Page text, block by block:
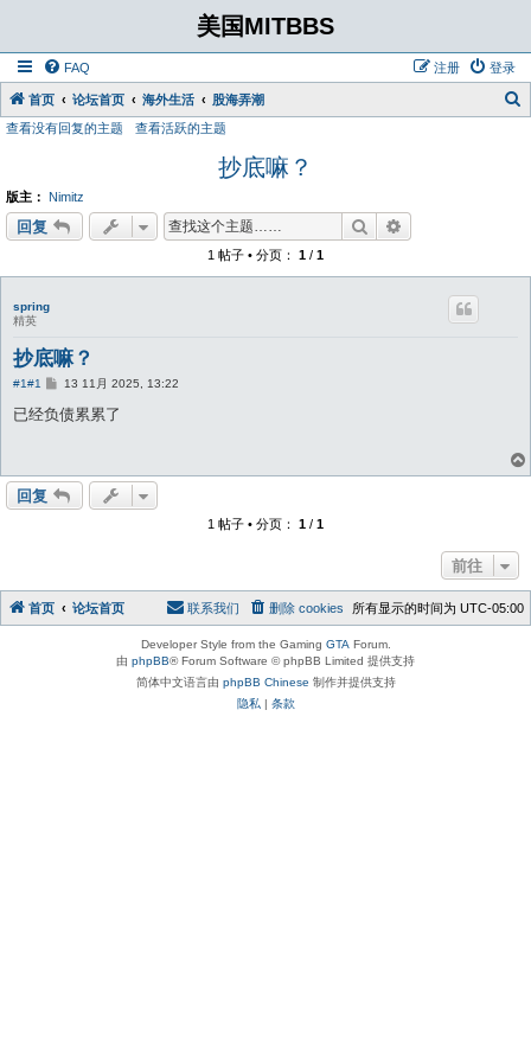
美国MITBBS
FAQ 登录
注册
首页 论坛首页 海外生活 股海弄潮
查看没有回复的主题 查看活跃的主题
抄底嘛？
版主： Nimitz
回复 搜索
1 帖子 • 分页： 1 / 1
spring
精英
抄底嘛？
#1#1
帖13 11月 2025, 13:22
已经负债累累了
回复
1 帖子 • 分页： 1 / 1
前往
首页 论坛首页 所有显示的时间为 UTC-05:00
删除 cookies
联系我们
Developer Style from the Gaming GTA Forum.
由 phpBB® Forum Software © phpBB Limited 提供支持
简体中文语言由 phpBB Chinese 制作并提供支持
隐私 | 条款